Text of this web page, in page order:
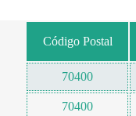
Código Postal
70400
70400